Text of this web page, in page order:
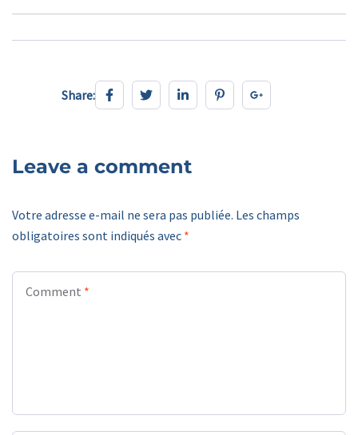
Share:
Leave a comment
Votre adresse e-mail ne sera pas publiée. Les champs
obligatoires sont indiqués avec *
Comment *